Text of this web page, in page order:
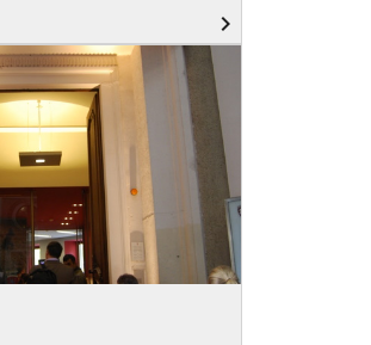
navigate_next